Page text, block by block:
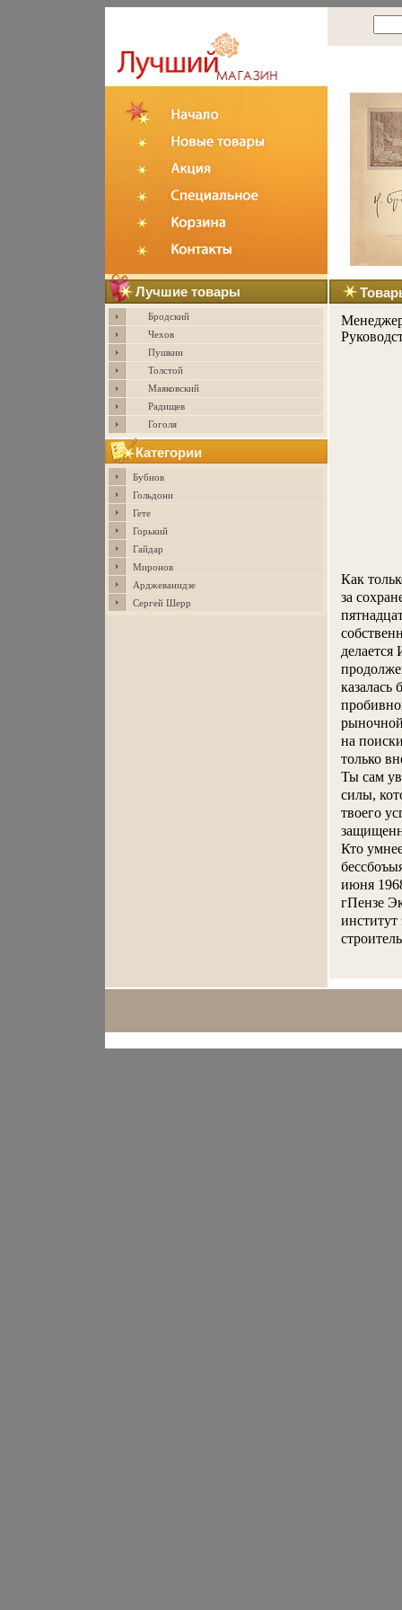
Лучшие товары
Бродский
Чехов
Пушкин
Толстой
Маяковский
Радищев
Гоголя
Категории
Бубнов
Гольдони
Гете
Горький
Гайдар
Миронов
Арджеванидзе
Сергей Шерр
Как
за
казалась
на
только
Ты сам
силы,
твоего
Кто
июня
гПензе